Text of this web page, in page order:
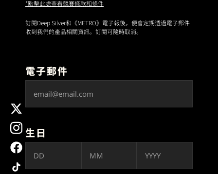
x
instagram
facebook
tiktok
*點擊此處查看競賽條款和條件
訂閱Deep Silver和《METRO》電子報後，便會定期透過電子郵件
收到我們的產品相關資訊。訂閱可隨時取消。
電子郵件
生日